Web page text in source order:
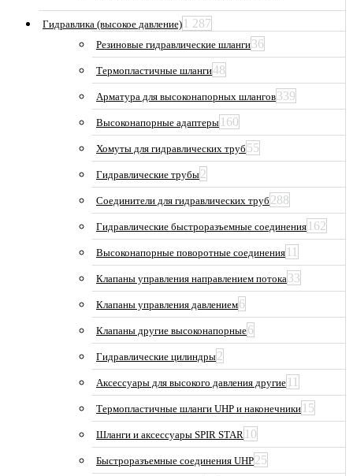
Гидравлика (высокое давление) 1 287
Резиновые гидравлические шланги36
Термопластичные шланги48
Арматура для высоконапорных шлангов339
Высоконапорные адаптеры 160
Хомуты для гидравлических труб 55
Гидравлические трубы2
Соединители для гидравлических труб 288
Гидравлические быстроразъемные соединения 162
Высоконапорные поворотные соединения 11
Клапаны управления направлением потока33
Клапаны управления давлением6
Клапаны другие высоконапорные6
Гидравлические цилиндры2
Аксессуары для высокого давления другие 11
Термопластичные шланги UHP и наконечники 15
Шланги и аксессуары SPIR STAR 10
Быстроразъемные соединения UHP25